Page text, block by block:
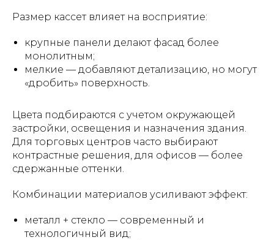
Размер кассет влияет на восприятие:
крупные панели делают фасад более
монолитным;
мелкие — добавляют детализацию, но могут
«дробить» поверхность.
Цвета подбираются с учетом окружающей
застройки, освещения и назначения здания.
Для торговых центров часто выбирают
контрастные решения, для офисов — более
сдержанные оттенки.
Комбинации материалов усиливают эффект:
металл + стекло — современный и
технологичный вид;